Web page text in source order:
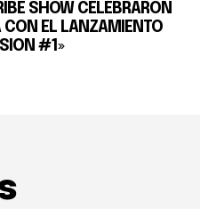
SHOW CELEBRARON
CON EL LANZAMIENTO
#1»